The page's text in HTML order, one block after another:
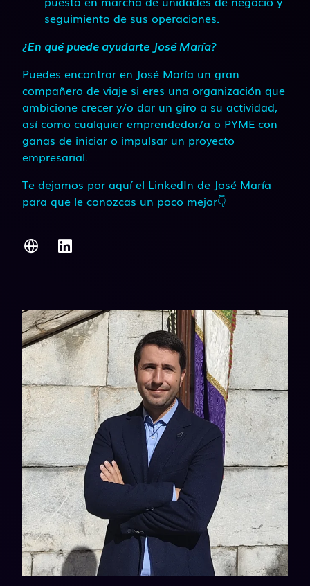
seguimiento de sus operaciones.
¿En qué puede ayudarte José María?
Puedes encontrar en José María un gran
compañero de viaje si eres una organización que
ambicione crecer y/o dar un giro a su actividad,
así como cualquier emprendedor/a o PYME con
ganas de iniciar o impulsar un proyecto
empresarial.
Te dejamos por aquí el LinkedIn de José María
para que le conozcas un poco mejor👇